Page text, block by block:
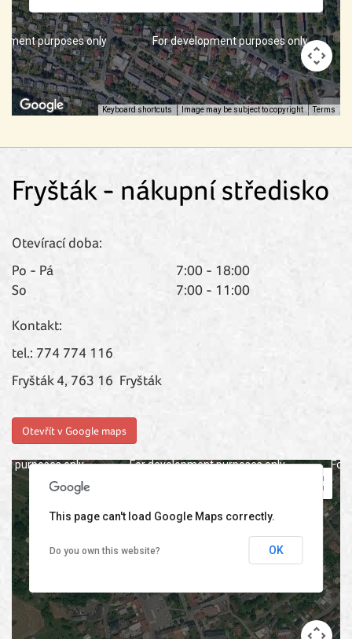
For development purposes only
purposes only
Keyboard shortcuts Image may be subject to copyright Terms
Fryšták - nákupní středisko
Otevírací doba:
Po - Pá
7:00 - 18:00
So
7:00 - 11:00
Kontakt:
tel.: 774 774 116
Fryšták 4, 763 16 Fryšták
Otevřít v Google maps
purposes only For development purposes only For
This page can't load Google Maps correctly.
Do you own this website? OK